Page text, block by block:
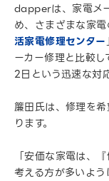
dapperは、家電メ
め、さまざまな家
活家電修理センター
ーカー修理と比較
2日という迅速な対
簾田氏は、修理を
ります。
「安価な家電は、
考える方が多いよ